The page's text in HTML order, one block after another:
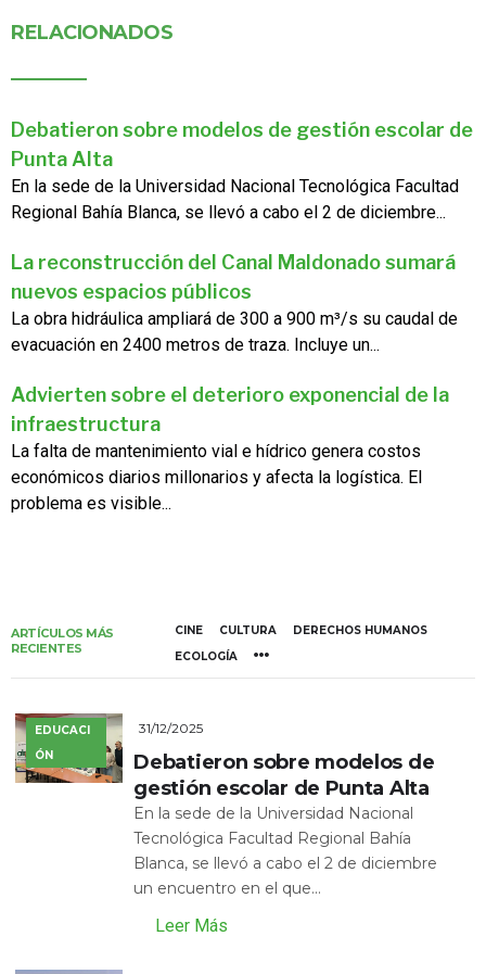
RELACIONADOS
Debatieron sobre modelos de gestión escolar de
Punta Alta
En la sede de la Universidad Nacional Tecnológica Facultad
Regional Bahía Blanca, se llevó a cabo el 2 de diciembre...
La reconstrucción del Canal Maldonado sumará
nuevos espacios públicos
La obra hidráulica ampliará de 300 a 900 m³/s su caudal de
evacuación en 2400 metros de traza. Incluye un...
Advierten sobre el deterioro exponencial de la
infraestructura
La falta de mantenimiento vial e hídrico genera costos
económicos diarios millonarios y afecta la logística. El
problema es visible...
ARTÍCULOS MÁS
RECIENTES
CINE CULTURA
DERECHOS HUMANOS
ECOLOGÍA
EDUCACI
ÓN
31/12/2025
Debatieron sobre modelos de
gestión escolar de Punta Alta
En la sede de la Universidad Nacional
Tecnológica Facultad Regional Bahía
Blanca, se llevó a cabo el 2 de diciembre
un encuentro en el que...
Leer Más